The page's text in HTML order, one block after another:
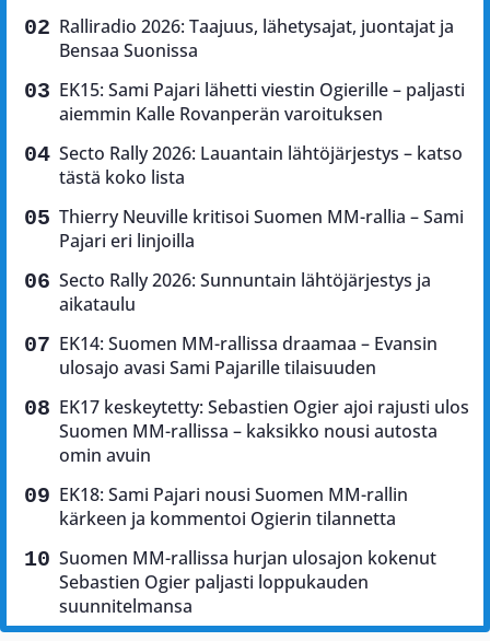
Ralliradio 2026: Taajuus, lähetysajat, juontajat ja
Bensaa Suonissa
EK15: Sami Pajari lähetti viestin Ogierille – paljasti
aiemmin Kalle Rovanperän varoituksen
Secto Rally 2026: Lauantain lähtöjärjestys – katso
tästä koko lista
Thierry Neuville kritisoi Suomen MM-rallia – Sami
Pajari eri linjoilla
Secto Rally 2026: Sunnuntain lähtöjärjestys ja
aikataulu
EK14: Suomen MM-rallissa draamaa – Evansin
ulosajo avasi Sami Pajarille tilaisuuden
EK17 keskeytetty: Sebastien Ogier ajoi rajusti ulos
Suomen MM-rallissa – kaksikko nousi autosta
omin avuin
EK18: Sami Pajari nousi Suomen MM-rallin
kärkeen ja kommentoi Ogierin tilannetta
Suomen MM-rallissa hurjan ulosajon kokenut
Sebastien Ogier paljasti loppukauden
suunnitelmansa